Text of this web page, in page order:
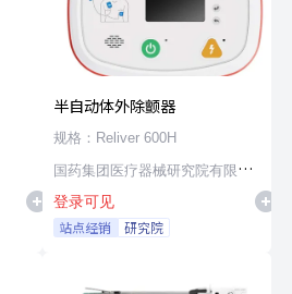
半自动体外除颤器
规格：Reliver 600H
国药集团医疗器械研究院有限公
司
登录可见
站点经销 研究院